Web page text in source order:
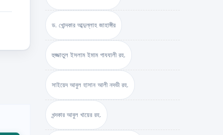
ড. খোন্দকার আব্দুল্লাহ জাহাঙ্গীর
হুজ্জাতুল ইসলাম ইমাম গাযযালী রহ.
সাইয়েদ আবুল হাসান আলী নদভী রহ.
খন্দকার আবুল খায়ের রহ.